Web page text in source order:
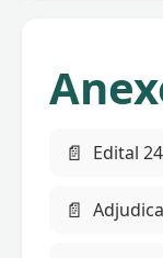
📄 Edital
📄